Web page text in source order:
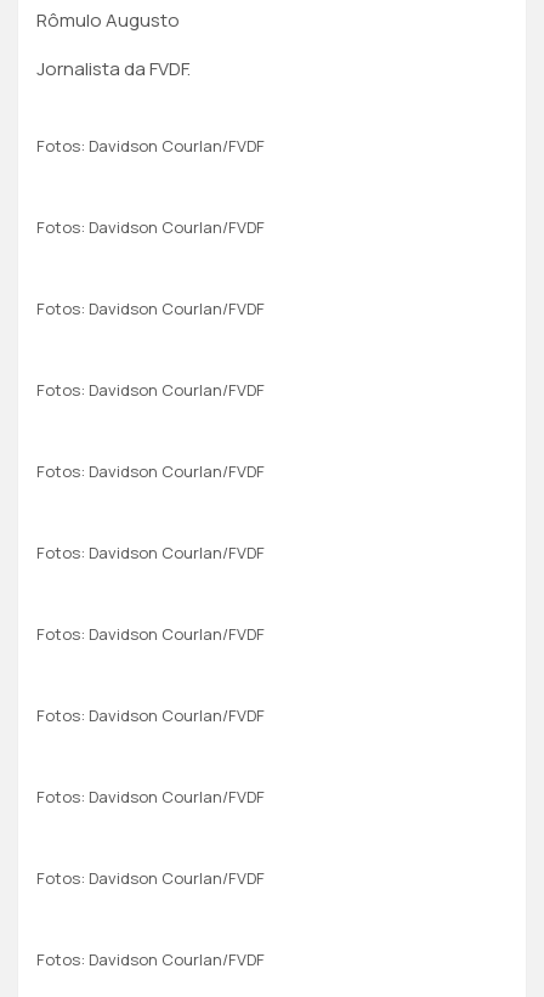
Rômulo Augusto
Jornalista da FVDF.
Fotos: Davidson Courlan/FVDF
Fotos: Davidson Courlan/FVDF
Fotos: Davidson Courlan/FVDF
Fotos: Davidson Courlan/FVDF
Fotos: Davidson Courlan/FVDF
Fotos: Davidson Courlan/FVDF
Fotos: Davidson Courlan/FVDF
Fotos: Davidson Courlan/FVDF
Fotos: Davidson Courlan/FVDF
Fotos: Davidson Courlan/FVDF
Fotos: Davidson Courlan/FVDF